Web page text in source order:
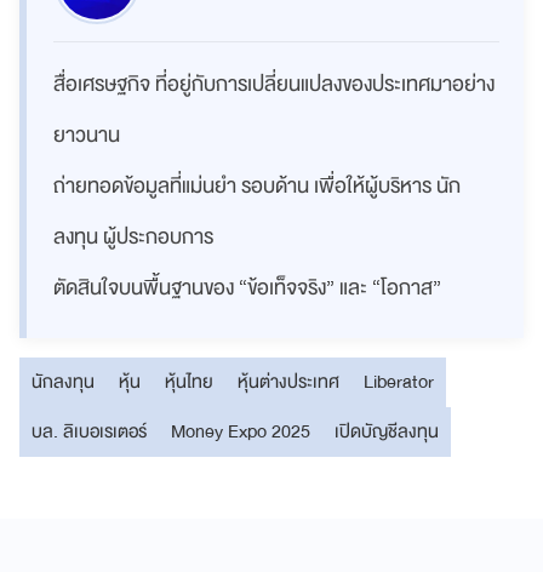
สื่อเศรษฐกิจ ที่อยู่กับการเปลี่ยนแปลงของประเทศมาอย่าง
ยาวนาน
ถ่ายทอดข้อมูลที่แม่นยำ รอบด้าน เพื่อให้ผู้บริหาร นัก
ลงทุน ผู้ประกอบการ
ตัดสินใจบนพื้นฐานของ “ข้อเท็จจริง” และ “โอกาส”
นักลงทุน หุ้น หุ้นไทย หุ้นต่างประเทศ
Liberator
บล. ลิเบอเรเตอร์
Money Expo 2025 เปิดบัญชีลงทุน